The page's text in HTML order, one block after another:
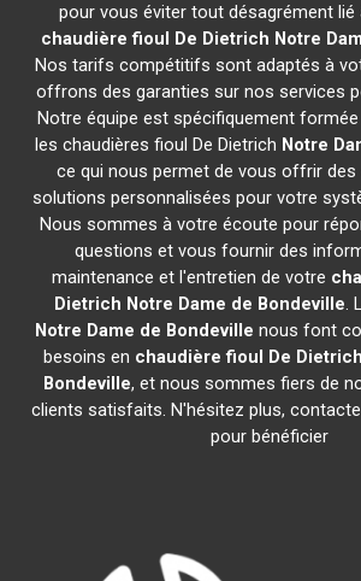
pour vous éviter tout désagrément lié
chaudière fioul De Dietrich Notre
Nos tarifs compétitifs sont adaptés à
offrons des garanties sur nos services
Notre équipe est spécifiquement
les chaudières fioul De Dietrich Notre
ce qui nous permet de vous offrir
solutions personnalisées pour votre
Nous sommes à votre écoute pour
questions et vous fournir des
maintenance et l'entretien de votre
Dietrich Notre Dame de Bondeville.
Notre Dame de Bondeville nous font
besoins en chaudière fioul De Dietrich
Bondeville, et nous sommes fiers de
clients satisfaits. N'hésitez plus,
pour bénéficier